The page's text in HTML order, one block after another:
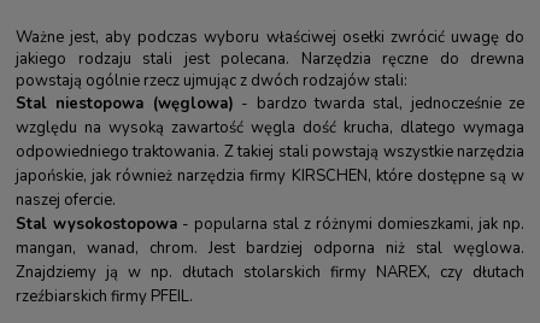
Ważne jest, aby podczas wyboru właściwej osełki zwrócić uwagę do
jakiego rodzaju stali jest polecana. Narzędzia ręczne do drewna
powstają ogólnie rzecz ujmując z dwóch rodzajów stali:
Stal niestopowa (węglowa) - bardzo twarda stal, jednocześnie ze
względu na wysoką zawartość węgla dość krucha, dlatego wymaga
odpowiedniego traktowania. Z takiej stali powstają wszystkie narzędzia
japońskie, jak również narzędzia firmy KIRSCHEN, które dostępne są w
naszej ofercie.
Stal wysokostopowa - popularna stal z różnymi domieszkami, jak np.
mangan, wanad, chrom. Jest bardziej odporna niż stal węglowa.
Znajdziemy ją w np. dłutach stolarskich firmy NAREX, czy dłutach
rzeźbiarskich firmy PFEIL.